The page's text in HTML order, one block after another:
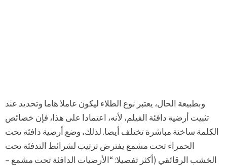
وبطبيعة الحال، يعتبر نوع الطلاء ليكون عاملا هاما وتحديد عند
تثبيت أرضية دافئة الفيلم، لأنه، اعتمادا على هذا، فإن خصائص
الكلمة ساخنة مباشرة تختلف أيضا. لذلك، وضع أرضية دافئة تحت
الحمراء تحت مشمع يفترض ترتيب لشرائط التدفئة تحت
الخشب الرقائقي (أكثر تفصيلا: “الأرضيات الدافئة تحت مشمع –